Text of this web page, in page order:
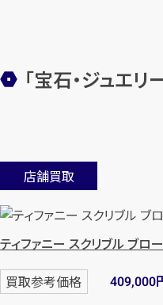
「宝石・ジュエ
店舗買取
ティファニー スクリブル ブロ
買取参考価格 409,000